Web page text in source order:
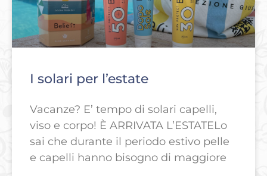
I solari per l’estate
Vacanze? E’ tempo di solari capelli,
viso e corpo! È ARRIVATA L’ESTATELo
sai che durante il periodo estivo pelle
e capelli hanno bisogno di maggiore